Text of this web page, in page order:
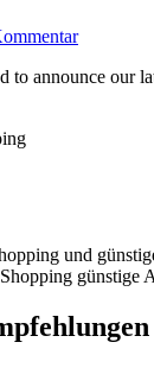
to announce
und